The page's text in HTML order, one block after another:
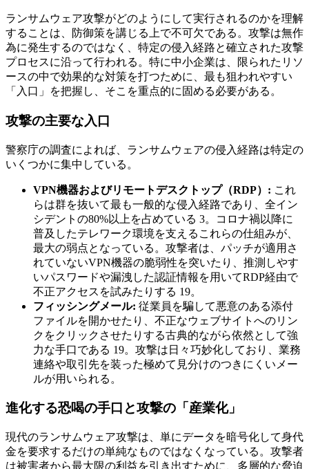
ランサムウェア攻撃がどのようにして実行されるのかを理解
することは、防御策を講じる上で不可欠である。攻撃は無作
為に発生するのではなく、特定の侵入経路と確立された攻撃
プロセスに沿って行われる。特に中小企業は、限られたリソ
ースの中で効果的な対策を打つために、最も狙われやすい
「入口」を把握し、そこを重点的に固める必要がある。
攻撃の主要な入口
警察庁の調査によれば、ランサムウェアの侵入経路は特定の
いくつかに集中している。
VPN機器およびリモートデスクトップ（RDP）: これ
らは群を抜いて最も一般的な侵入経路であり、全イン
シデントの80%以上を占めている 3。コロナ禍以降に
普及したテレワーク環境を支えるこれらの仕組みが、
最大の弱点となっている。攻撃者は、パッチが適用さ
れていないVPN機器の脆弱性を突いたり、推測しやす
いパスワードや漏洩した認証情報を用いてRDP経由で
不正アクセスを試みたりする 19。
フィッシングメール: 従業員を騙して悪意のある添付
ファイルを開かせたり、不正なウェブサイトへのリン
クをクリックさせたりする古典的ながら依然として強
力な手口である 19。攻撃は日々巧妙化しており、業務
連絡や取引先を装った極めて見分けのつきにくいメー
ルが用いられる。
進化する恐喝の手口と攻撃の「産業化」
現代のランサムウェア攻撃は、単にデータを暗号化して身代
金を要求するだけの単純なものではなくなっている。攻撃者
は被害者から最大限の利益を引き出すために、多層的な脅迫